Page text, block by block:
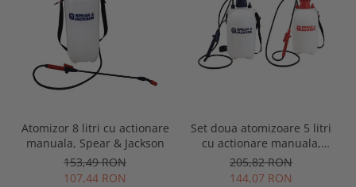
Atomizor 8 litri cu actionare
manuala, Spear & Jackson
153,49 RON
107,44 RON
Set doua atomizoare 5 litri
cu actionare manuala,
Spear & Jackson
205,82 RON
144,07 RON